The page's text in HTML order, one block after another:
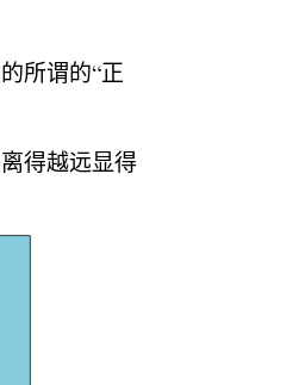
所谓的“正
得越远显得